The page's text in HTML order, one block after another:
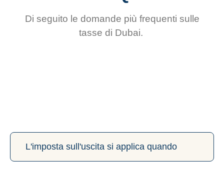
Di seguito le domande più frequenti sulle
tasse di Dubai.
L'imposta sull'uscita si applica quando